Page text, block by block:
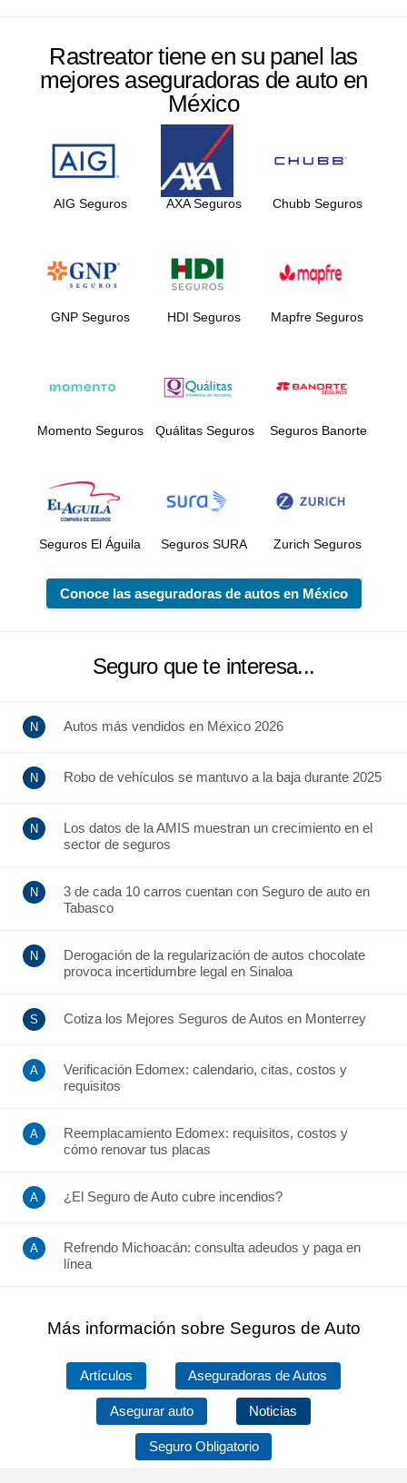
Rastreator tiene en su panel las
mejores aseguradoras de auto en
México
AIG Seguros AXA Seguros Chubb Seguros
GNP Seguros HDI Seguros Mapfre Seguros
Momento Seguros Quálitas Seguros Seguros Banorte
Seguros El Águila Seguros SURA Zurich Seguros
Conoce las aseguradoras de autos en México
Seguro que te interesa...
Autos más vendidos en México 2026
Robo de vehículos se mantuvo a la baja durante 2025
Los datos de la AMIS muestran un crecimiento en el
sector de seguros
3 de cada 10 carros cuentan con Seguro de auto en
Tabasco
Derogación de la regularización de autos chocolate
provoca incertidumbre legal en Sinaloa
Cotiza los Mejores Seguros de Autos en Monterrey
Verificación Edomex: calendario, citas, costos y
requisitos
Reemplacamiento Edomex: requisitos, costos y
cómo renovar tus placas
¿El Seguro de Auto cubre incendios?
Refrendo Michoacán: consulta adeudos y paga en
línea
Más información sobre Seguros de Auto
Artículos Aseguradoras de Autos
Asegurar auto Noticias
Seguro Obligatorio